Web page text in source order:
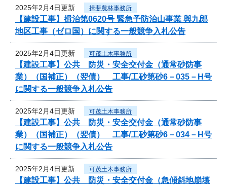
2025年2月4日更新 揖斐農林事務所
【建設工事】揖治第0620号 緊急予防治山事業 與九郎
地区工事（ゼロ国）に関する一般競争入札公告
2025年2月4日更新 可茂土木事務所
【建設工事】公共 防災・安全交付金（通常砂防事
業）（国補正）（翌債） 工事/工砂第砂6－035－H号
に関する一般競争入札公告
2025年2月4日更新 可茂土木事務所
【建設工事】公共 防災・安全交付金（通常砂防事
業）（国補正）（翌債） 工事/工砂第砂6－034－H号
に関する一般競争入札公告
2025年2月4日更新 可茂土木事務所
【建設工事】公共 防災・安全交付金（急傾斜地崩壊